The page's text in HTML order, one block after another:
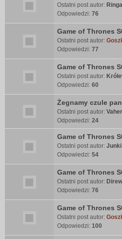
Ostatni post autor:
Odpowiedzi: 76
Game of Thrones
Ostatni post autor:
Odpowiedzi: 77
Game of Thrones
Ostatni post autor:
Odpowiedzi: 60
Żegnamy czule
Ostatni post autor:
Odpowiedzi: 24
Game of Thrones
Ostatni post autor: Junki
Odpowiedzi: 54
Game of Thrones
Ostatni post autor:
Odpowiedzi: 76
Game of Thrones
Ostatni post autor:
Odpowiedzi: 100